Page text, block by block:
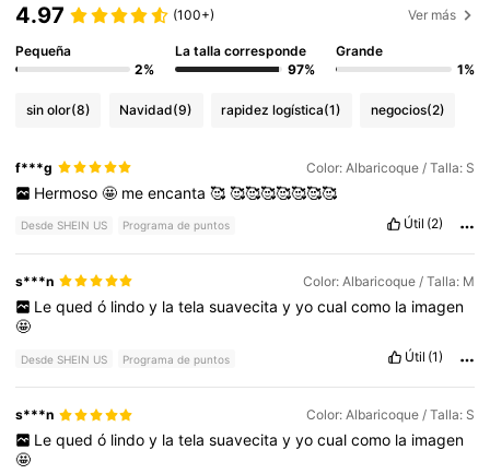
4.97 (100+) Ver más
Pequeña
2%
La talla corresponde
97%
Grande
1%
sin olor(8) Navidad(9) rapidez logística(1) negocios(2)
f***g Color: Albaricoque / Talla: S
Hermoso 🤩 me encanta 🥰 🥰🥰🥰🥰🥰🥰🥰
Desde SHEIN US Programa de puntos Útil (2)
s***n Color: Albaricoque / Talla: M
Le qued ó lindo y la tela suavecita y yo cual como la imagen
🤩
Desde SHEIN US Programa de puntos Útil (1)
s***n Color: Albaricoque / Talla: S
Le qued ó lindo y la tela suavecita y yo cual como la imagen
🤩